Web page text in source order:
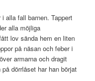
alla fall barnen. Tappert
alla möjliga
lov sända hem en liten
på näsan och feber i
armarna och dragit
dörrlåset har han börjat